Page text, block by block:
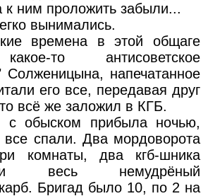
к ним проложить забыли...
вынимались.
времена в этой общаге
то антисоветское
Солженицына, напечатанное
его все, передавая друг
всё же заложил в КГБ.
с обыском прибыла ночью,
все спали. Два мордоворота
комнаты, два кгб-шника
весь немудрёный
Бригад было 10, по 2 на